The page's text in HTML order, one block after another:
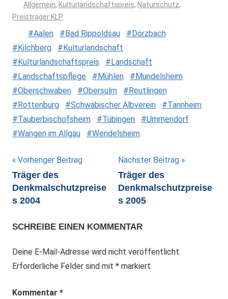
Allgemein, Kulturlandschaftspreis, Naturschutz,
Preisträger KLP
Aalen Bad Rippoldsau
Dörzbach
Kilchberg
Kulturlandschaft
Kulturlandschaftspreis
Landschaft
Landschaftspflege
Mühlen
Mundelsheim
Oberschwaben
Obersulm
Reutlingen
Rottenburg
Schwäbischer Albverein
Tannheim
Tauberbischofsheim
Tübingen
Ummendorf
Wangen im Allgäu
Wendelsheim
Beitragsnavigation
Vorheriger Beitrag
Träger des
Denkmalschutzpreise
s 2004
Nächster Beitrag
Träger des
Denkmalschutzpreise
s 2005
SCHREIBE EINEN KOMMENTAR
Deine E-Mail-Adresse wird nicht veröffentlicht.
Erforderliche Felder sind mit * markiert
Kommentar *